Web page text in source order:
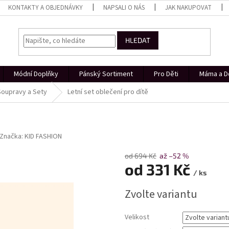
KONTAKTY A OBJEDNÁVKY NAPSALI O NÁS JAK NAKUPOVAT
HLEDAT
Módní Doplňky Pánský Sortiment Pro Děti Máma a
a Sety Letní set oblečení pro dítě
Značka:KID FASHION
od 694 Kč až –52 %
od 331 Kč / ks
cena:
Zvolte variantu
Velikost